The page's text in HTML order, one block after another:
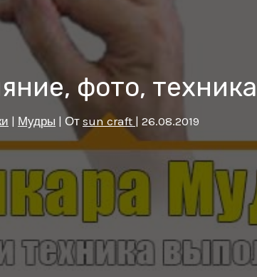
фото,
| Мудры | От sun craft | 26.08.2019